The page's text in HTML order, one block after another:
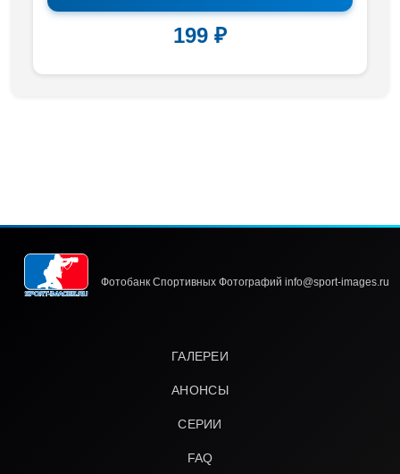
199 ₽
Фотобанк Спортивных Фотографий info@sport-images.ru
ГАЛЕРЕИ
АНОНСЫ
СЕРИИ
FAQ